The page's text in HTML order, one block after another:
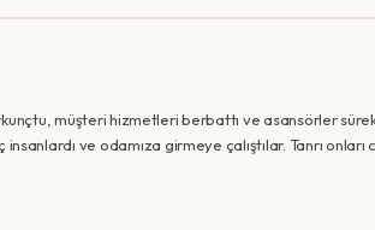
müşteri hizmetleri berbattı ve asansörler
ve odamıza girmeye çalıştılar. Tanrı onları